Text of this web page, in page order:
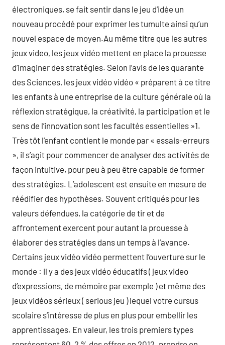
électroniques, se fait sentir dans le jeu d’idée un
nouveau procédé pour exprimer les tumulte ainsi qu’un
nouvel espace de moyen.Au même titre que les autres
jeux video, les jeux vidéo mettent en place la prouesse
d’imaginer des stratégies. Selon l’avis de les quarante
des Sciences, les jeux vidéo vidéo « préparent à ce titre
les enfants à une entreprise de la culture générale où la
réflexion stratégique, la créativité, la participation et le
sens de l’innovation sont les facultés essentielles »1.
Très tôt l’enfant contient le monde par « essais-erreurs
», il s’agit pour commencer de analyser des activités de
façon intuitive, pour peu à peu être capable de former
des stratégies. L’adolescent est ensuite en mesure de
réédifier des hypothèses. Souvent critiqués pour les
valeurs défendues, la catégorie de tir et de
affrontement exercent pour autant la prouesse à
élaborer des stratégies dans un temps à l’avance.
Certains jeux vidéo vidéo permettent l’ouverture sur le
monde : il y a des jeux vidéo éducatifs ( jeux video
d’expressions, de mémoire par exemple ) et même des
jeux vidéos sérieux ( serious jeu ) lequel votre cursus
scolaire s’intéresse de plus en plus pour embellir les
apprentissages. En valeur, les trois premiers types